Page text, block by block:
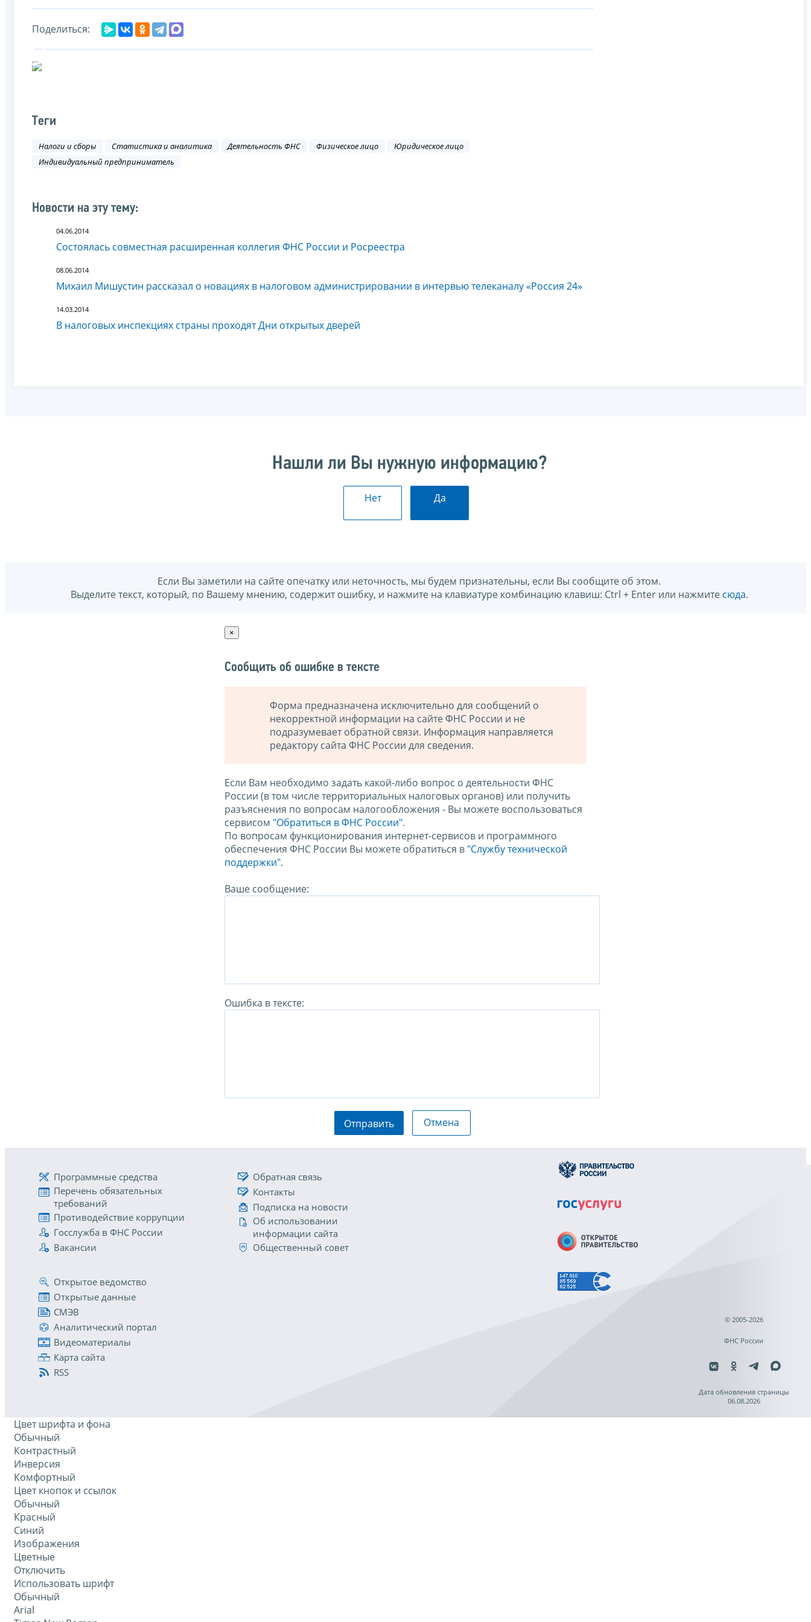
Поделиться:
Теги
Налоги и сборы Статистика и аналитика Деятельность ФНС Физическое лицо
Юридическое лицо
Индивидуальный предприниматель
Новости на эту тему:
04.06.2014
Состоялась совместная расширенная коллегия ФНС России и Росреестра
08.06.2014
Михаил Мишустин рассказал о новациях в налоговом администрировании в интервью телеканалу «Россия 24»
14.03.2014
В налоговых инспекциях страны проходят Дни открытых дверей
Нашли ли Вы нужную информацию?
Нет Да
Если Вы заметили на сайте опечатку или неточность, мы будем признательны, если Вы сообщите об этом.
Выделите текст, который, по Вашему мнению, содержит ошибку, и нажмите на клавиатуре комбинацию клавиш: Ctrl + Enter или нажмите сюда.
×
Сообщить об ошибке в тексте
Форма предназначена исключительно для сообщений о
некорректной информации на сайте ФНС России и не
подразумевает обратной связи. Информация направляется
редактору сайта ФНС России для сведения.
Если Вам необходимо задать какой-либо вопрос о деятельности ФНС
России (в том числе территориальных налоговых органов) или получить
разъяснения по вопросам налогообложения - Вы можете воспользоваться
сервисом "Обратиться в ФНС России".
По вопросам функционирования интернет-сервисов и программного
обеспечения ФНС России Вы можете обратиться в "Службу технической
поддержки".
Ваше сообщение:
Ошибка в тексте:
Отправить Отмена
Программные средства
Перечень обязательных
требований
Противодействие коррупции
Госслужба в ФНС России
Вакансии
Обратная связь
Контакты
Подписка на новости
Об использовании
информации сайта
Общественный совет
Открытое ведомство
Открытые данные
СМЭВ
Аналитический портал
Видеоматериалы
Карта сайта
RSS
© 2005-2026
ФНС России
Дата обновления страницы
06.08.2026
Цвет шрифта и фона
Обычный
Контрастный
Инверсия
Комфортный
Цвет кнопок и ссылок
Обычный
Красный
Синий
Изображения
Цветные
Отключить
Использовать шрифт
Обычный
Arial